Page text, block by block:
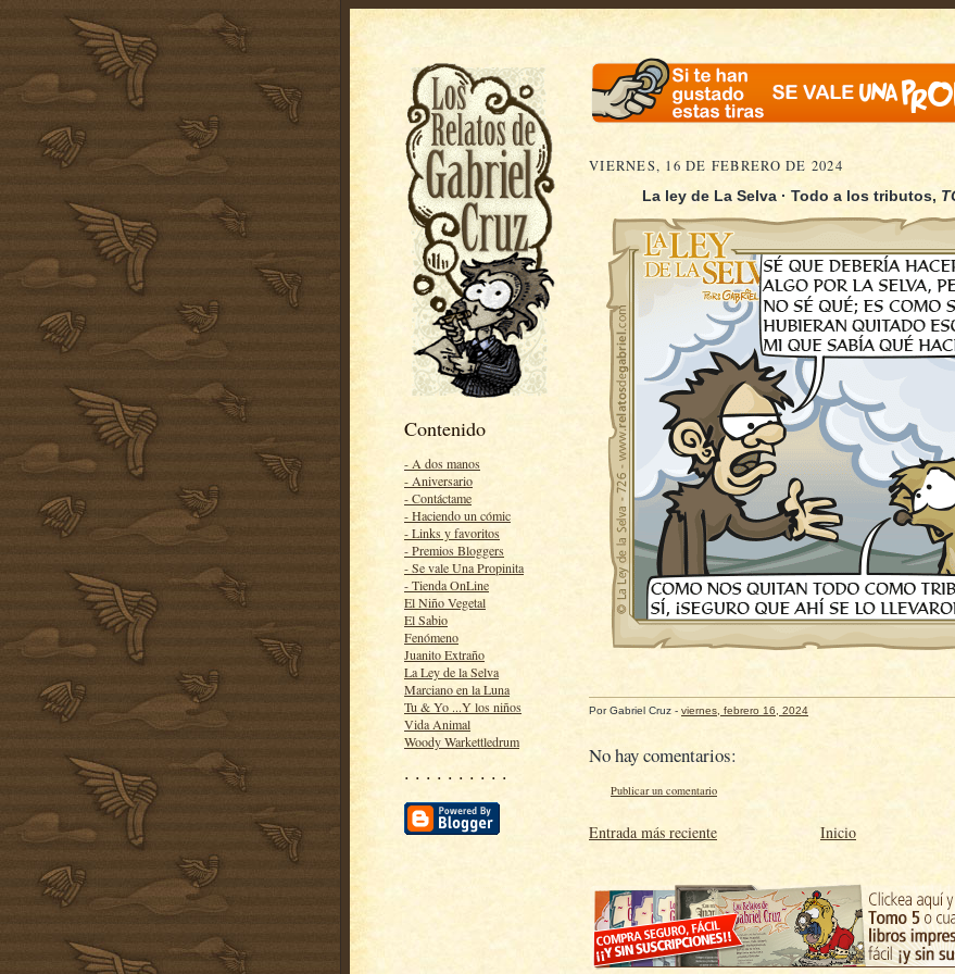
Contenido
- A dos manos
- Aniversario
- Contáctame
- Haciendo un cómic
- Links y favoritos
- Premios Bloggers
- Se vale Una Propinita
- Tienda OnLine
El Niño Vegetal
El Sabio
Fenómeno
Juanito Extraño
La Ley de la Selva
Marciano en la Luna
Tu & Yo ...Y los niños
Vida Animal
Woody Warkettledrum
· · · · · · · · · ·
VIERNES, 16 DE FEBRERO DE 2024
La ley de La Selva · Todo a los tributos,
PorGabriel Cruz - viernes, febrero 16, 2024
No hay comentarios:
Publicar un comentario
Entrada más reciente Inicio